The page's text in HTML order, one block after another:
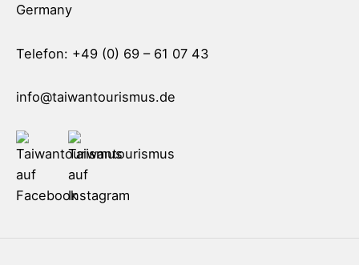
Germany
Telefon: +49 (0) 69 – 61 07 43
info@taiwantourismus.de